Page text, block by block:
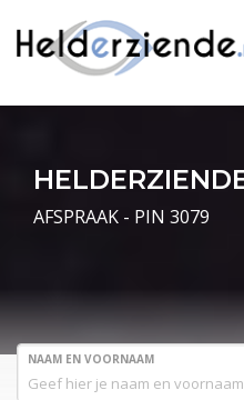
AFSPRAAK - PIN 3079
NAAM EN VOORNAAM